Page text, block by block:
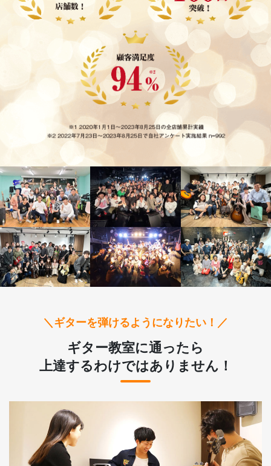
＼ギターを弾けるようになりたい！／
ギター教室に通ったら
上達するわけではありません！